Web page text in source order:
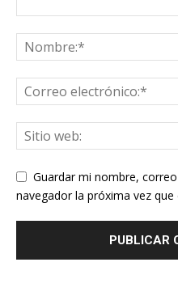
Guardar mi nombre,
navegador la próxima vez que